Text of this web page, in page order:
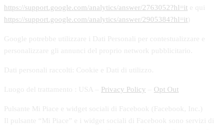
https://support.google.com/analytics/answer/2763052?hl=it e qui
https://support.google.com/analytics/answer/2905384?hl=it )
Google potrebbe utilizzare i Dati Personali per contestualizzare e
personalizzare gli annunci del proprio network pubblicitario.
Dati personali raccolti: Cookie e Dati di utilizzo.
Luogo del trattamento : USA – Privacy Policy Opt Out
Pulsante Mi Piace e widget sociali di Facebook (Facebook, Inc.)
Il pulsante “Mi Piace” e i widget sociali di Facebook sono servizi di